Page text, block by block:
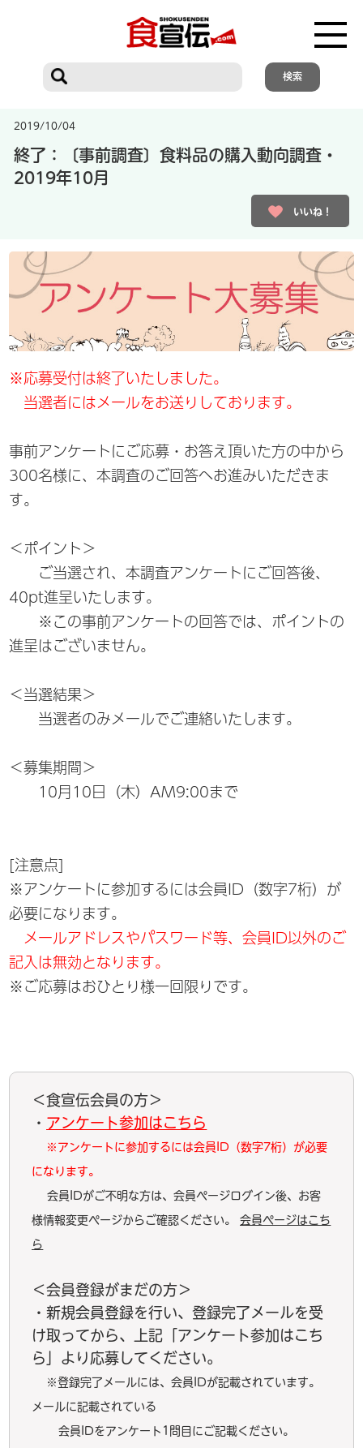
2019/10/04
終了：〔事前調査〕食料品の購入動向調査・
2019年10月
いいね！
※応募受付は終了いたしました。
当選者にはメールをお送りしております。
事前アンケートにご応募・お答え頂いた方の中から
300名様に、本調査のご回答へお進みいただきま
す。
＜ポイント＞
ご当選され、本調査アンケートにご回答後、
40pt進呈いたします。
※この事前アンケートの回答では、ポイントの
進呈はございません。
＜当選結果＞
当選者のみメールでご連絡いたします。
＜募集期間＞
10月10日（木）AM9:00まで
[注意点]
※アンケートに参加するには会員ID（数字7桁）が
必要になります。
メールアドレスやパスワード等、会員ID以外のご
記入は無効となります。
※ご応募はおひとり様一回限りです。
＜食宣伝会員の方＞
・ アンケート参加はこちら
※アンケートに参加するには会員ID（数字7桁）が必要
になります。
会員IDがご不明な方は、会員ページログイン後、お客
様情報変更ページからご確認ください。会員ページはこち
ら
＜会員登録がまだの方＞
・新規会員登録を行い、登録完了メールを受
け取ってから、上記「アンケート参加はこち
ら」より応募してください。
※登録完了メールには、会員IDが記載されています。
メールに記載されている
会員IDをアンケート1問目にご記載ください。